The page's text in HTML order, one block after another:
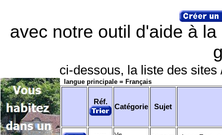
avec notre outil d'aide à
ci-dessous, la liste des
langue principale = Français
Réf.
Catégorie Sujet